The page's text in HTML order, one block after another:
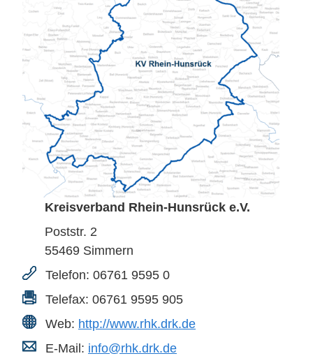
Kreisverband Rhein-Hunsrück e.V.
Poststr. 2
55469 Simmern
Telefon: 06761 9595 0
Telefax: 06761 9595 905
Web: http://www.rhk.drk.de
E-Mail: info@rhk.drk.de